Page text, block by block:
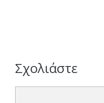
Σχολιάστε